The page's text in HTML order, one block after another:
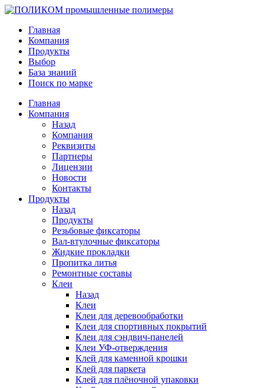
Главная
Компания
Продукты
Выбор
База знаний
Поиск по марке
Главная
Компания
Назад
Компания
Реквизиты
Партнеры
Лицензии
Новости
Контакты
Продукты
Назад
Продукты
Резьбовые фиксаторы
Вал-втулочные фиксаторы
Жидкие прокладки
Пропитка литья
Ремонтные составы
Клеи
Назад
Клеи
Клеи для деревообработки
Клеи для спортивных покрытий
Клеи для сэндвич-панелей
Клеи УФ-отверждения
Клей для каменной крошки
Клей для паркета
Клей для плёночной упаковки